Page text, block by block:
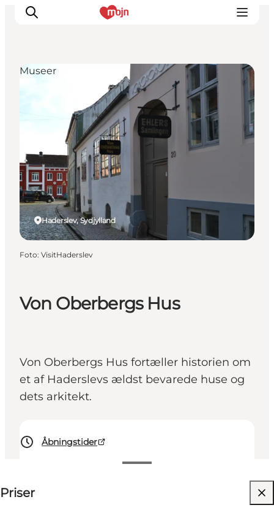
Oplevelser
Byer & Steder
Det sker
Overnatning
Planlæg din ferie
Booking
Von Oberbergs Hus
Von Oberbergs Hus fortæller historien om
et af Haderslevs ældst bevarede huse og
dets arkitekt.
Åbningstider
Priser
Haderslev, Sydjylland
Museer
Foto: VisitHaderslev